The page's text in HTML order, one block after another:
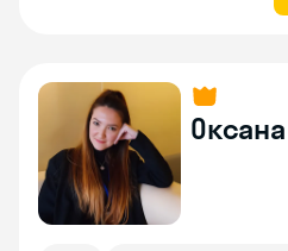
Оксана